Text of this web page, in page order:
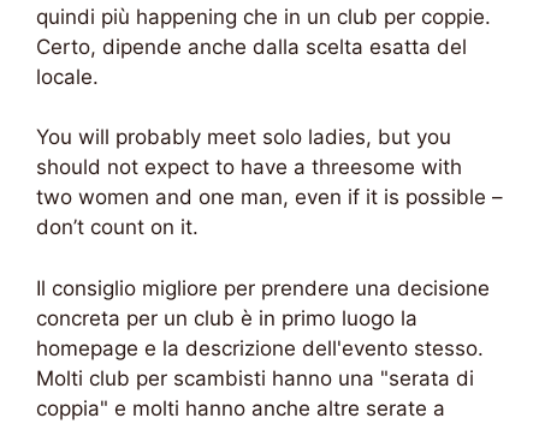
quindi più happening che in un club per coppie.
Certo, dipende anche dalla scelta esatta del
locale.
You will probably meet solo ladies, but you
should not expect to have a threesome with
two women and one man, even if it is possible –
don’t count on it.
Il consiglio migliore per prendere una decisione
concreta per un club è in primo luogo la
homepage e la descrizione dell'evento stesso.
Molti club per scambisti hanno una "serata di
coppia" e molti hanno anche altre serate a